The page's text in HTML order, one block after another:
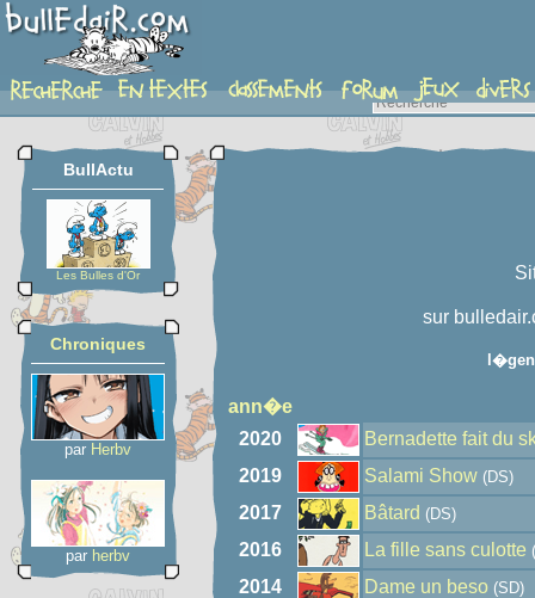
auteur
BullActu
Les Bulles d'Or
Chroniques
par Herbv
par herbv
sur
ann�e
2020
Bernadette fait du
2019
Salami Show (DS)
2017 Bâtard (DS)
2016 La fille sans culotte
2014 Dame un beso (SD)